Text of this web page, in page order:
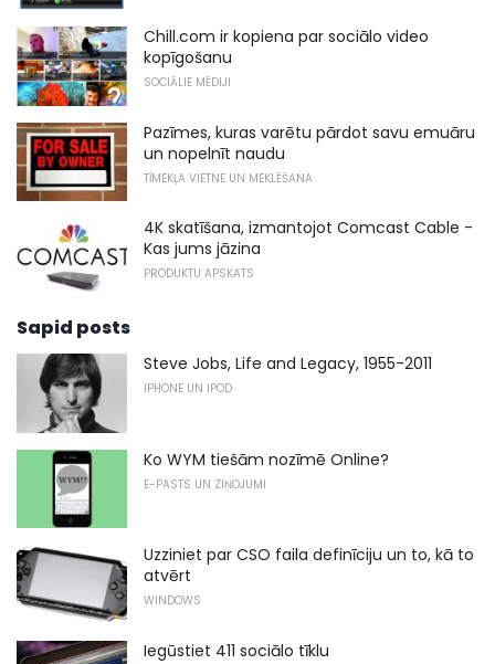
Chill.com ir kopiena par sociālo video
kopīgošanu
SOCIĀLIE MĒDIJI
Pazīmes, kuras varētu pārdot savu emuāru
un nopelnīt naudu
TĪMEKĻA VIETNE UN MEKLĒŠANA
4K skatīšana, izmantojot Comcast Cable -
Kas jums jāzina
PRODUKTU APSKATS
Sapid posts
Steve Jobs, Life and Legacy, 1955-2011
IPHONE UN IPOD
Ko WYM tiešām nozīmē Online?
E-PASTS UN ZIŅOJUMI
Uzziniet par CSO faila definīciju un to, kā to
atvērt
WINDOWS
Iegūstiet 411 sociālo tīklu